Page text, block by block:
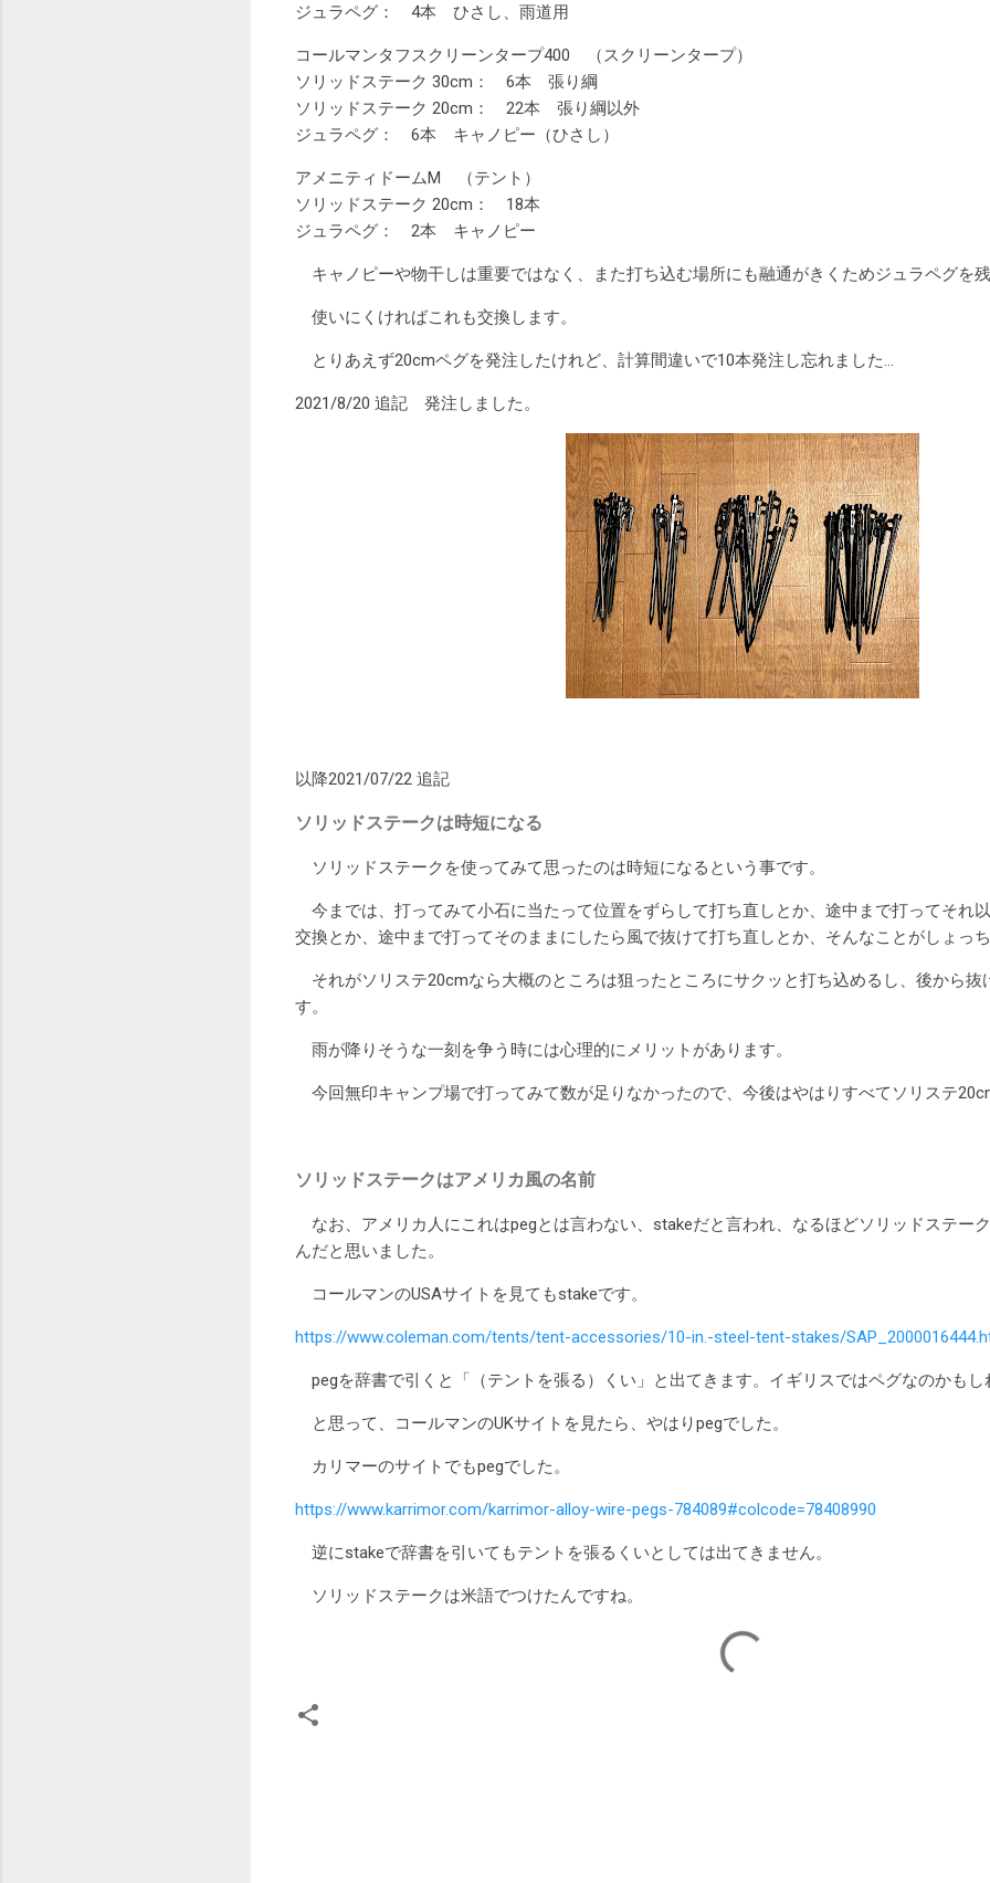
ジュラペグ： 4本 ひさし、雨道用
コールマンタフスクリーンタープ400 （スクリーンタープ）
ソリッドステーク 30cm： 6本 張り綱
ソリッドステーク 20cm： 22本 張り綱以外
ジュラペグ： 6本 キャノピー（ひさし）
アメニティドームM （テント）
ソリッドステーク 20cm： 18本
ジュラペグ： 2本 キャノピー
キャノピーや物干しは重要ではなく、また打ち込む場所にも融通がきくためジュラペグを残
使いにくければこれも交換します。
とりあえず20cmペグを発注したけれど、計算間違いで10本発注し忘れました…
2021/8/20 追記 発注しました。
以降2021/07/22 追記
ソリッドステークは時短になる
ソリッドステークを使ってみて思ったのは時短になるという事です。
今までは、打ってみて小石に当たって位置をずらして打ち直しとか、途中まで打ってそれ
交換とか、途中まで打ってそのままにしたら風で抜けて打ち直しとか、そんなことがしょっち
それがソリステ20cmなら大概のところは狙ったところにサクッと打ち込めるし、後から抜
す。
雨が降りそうな一刻を争う時には心理的にメリットがあります。
今回無印キャンプ場で打ってみて数が足りなかったので、今後はやはりすべてソリステ
ソリッドステークはアメリカ風の名前
なお、アメリカ人にこれはpegとは言わない、stakeだと言われ、なるほどソリッドステー
んだと思いました。
コールマンのUSAサイトを見てもstakeです。
https://www.coleman.com/tents/tent-accessories/10-in.-steel-tent-stakes/
pegを辞書で引くと「（テントを張る）くい」と出てきます。イギリスではペグなのかもし
と思って、コールマンのUKサイトを見たら、やはりpegでした。
カリマーのサイトでもpegでした。
https://www.karrimor.com/karrimor-alloy-wire-pegs-784089#colcode=78408990
逆にstakeで辞書を引いてもテントを張るくいとしては出てきません。
ソリッドステークは米語でつけたんですね。